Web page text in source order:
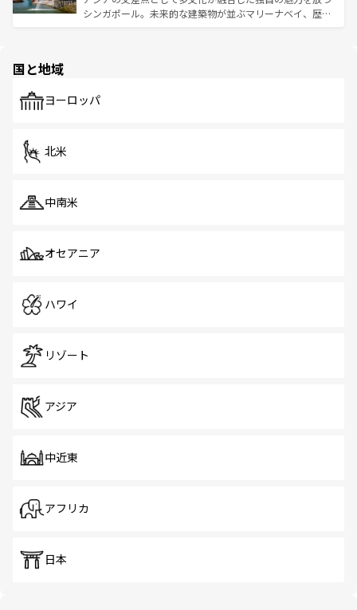
ける。 なお、新着のタイ情報はコンテンツ一覧を参照して
そう。 なお、新着の香港情報はコンテンツ一覧を参照して
シンガポール。未来的な建築物が並ぶマリーナベイ、歴史
で、ホーカーズは地元の風情を楽しめる外せないスポット
国と地域
ヨーロッパ
北米
中南米
オセアニア
ハワイ
リゾート
アジア
中近東
アフリカ
日本